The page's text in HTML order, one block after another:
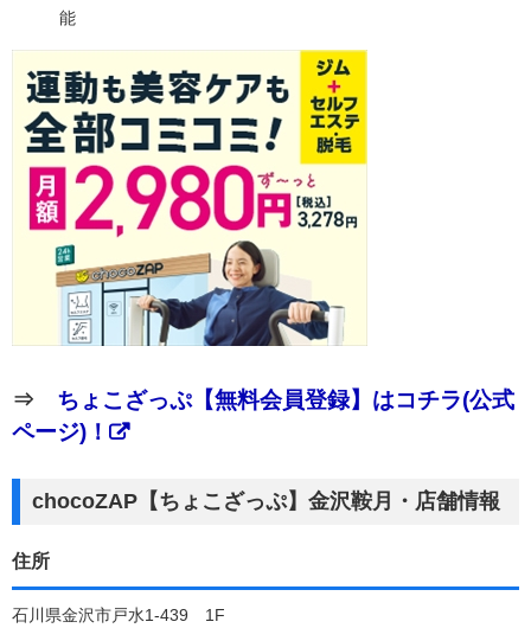
能
⇒ ちょこざっぷ【無料会員登録】はコチラ(公式
ページ)！
chocoZAP【ちょこざっぷ】金沢鞍月・店舗情報
住所
石川県金沢市戸水1-439 1F